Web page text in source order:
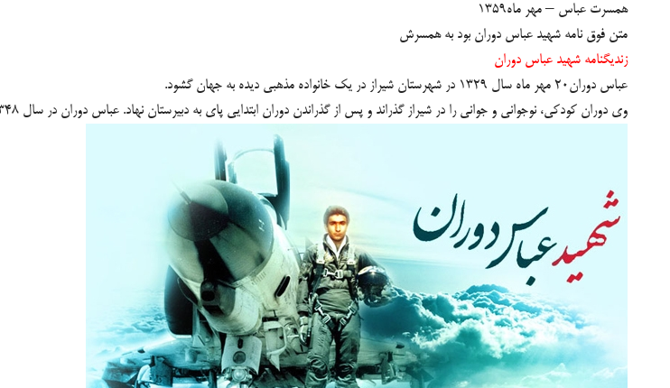
همسرت عباس – مهر ماه1359
متن فوق نامه شهيد عباس دوران بود به همسرش
زنديگنامه شهيد عباس دوران
عباس دوران۲۰ مهر ماه سال ۱۳۲۹ در شهرستان شیراز در یک خانواده مذهبی دیده به جهان گشود.
وی دوران کودکی، نوجوانی و جوانی را در شیراز گذراند و پس از گذراندن دوران ابتدایی پای به دبیرستان نهاد. عباس دوران در سال ۱۳۴۸ موفق به اخذ مدرک دیپلم طبیعی از دبیرستان سلطانی شیراز شد.